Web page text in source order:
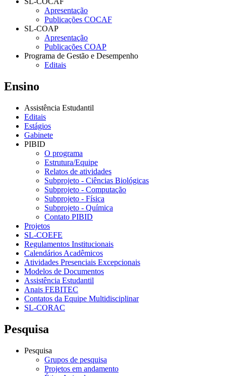
Apresentação
Publicações COCAF
SL-COAP
Apresentação
Publicações COAP
Programa de Gestão e Desempenho
Editais
Ensino
Assistência Estudantil
Editais
Estágios
Gabinete
PIBID
O programa
Estrutura/Equipe
Relatos de atividades
Subprojeto - Ciências Biológicas
Subprojeto - Computação
Subprojeto - Física
Subprojeto - Química
Contato PIBID
Projetos
SL-COEFE
Regulamentos Institucionais
Calendários Acadêmicos
Atividades Presenciais Excepcionais
Modelos de Documentos
Assistência Estudantil
Anais FEBITEC
Contatos da Equipe Multidisciplinar
SL-CORAC
Pesquisa
Pesquisa
Grupos de pesquisa
Projetos em andamento